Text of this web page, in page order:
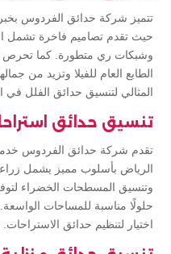
تتميز شركة حدائق الفردوس
حيث تقدم تصاميم فاخرة تشمل
وشبكات ري متطورة. كما تحرص
الطابع العام للفيلا وتزيد من
المثالي لتنسيق حدائق الفلل
تنسيق حدائق
تقدم شركة حدائق الفردوس
الرياض بأسلوب مميز يشمل
وتنسيق المسطحات الخضراء
حلولًا مناسبة للمساحات
اختيار لتنظيم حدائق